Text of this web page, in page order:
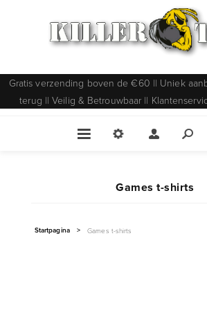
Gratis verzending boven de €60 || Uniek
terug || Veilig & Betrouwbaar ||
Startpagina > Games t-shirts
Games t-shirts